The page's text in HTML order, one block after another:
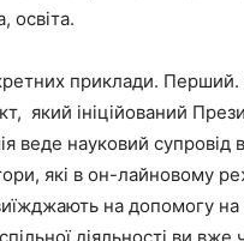
освіта.
приклади.
який ініційований
веде науковий супровід
які в он-лайновому
на допомогу